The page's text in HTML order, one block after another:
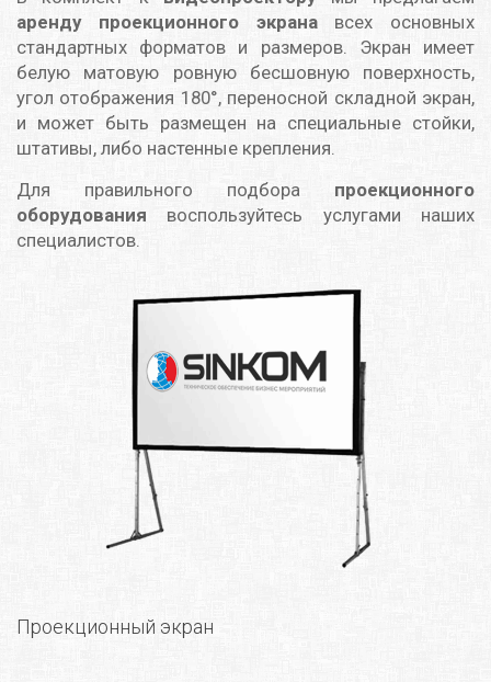
аренду проекционного экранавсех основных
стандартных форматов и размеров. Экран имеет
белую матовую ровную бесшовную поверхность,
угол отображения 180°, переносной складной экран,
и может быть размещен на специальные стойки,
штативы, либо настенные крепления.
Для правильного подбора проекционного
оборудования воспользуйтесь услугами наших
специалистов.
Проекционный экран